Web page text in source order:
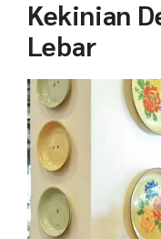
Kekinian
Lebar